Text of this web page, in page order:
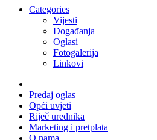
Categories
Vijesti
Događanja
Oglasi
Fotogalerija
Linkovi
Predaj oglas
Opći uvjeti
Riječ urednika
Marketing i pretplata
O nama